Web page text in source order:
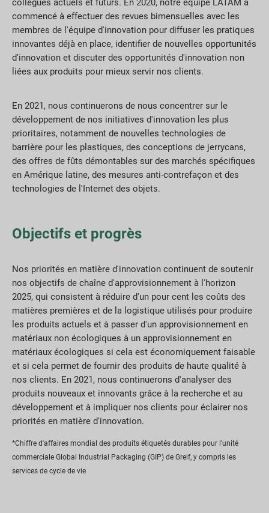
collègues actuels et futurs. En 2020, notre équipe LATAM a
commencé à effectuer des revues bimensuelles avec les
membres de l'équipe d'innovation pour diffuser les pratiques
innovantes déjà en place, identifier de nouvelles opportunités
d'innovation et discuter des opportunités d'innovation non
liées aux produits pour mieux servir nos clients.
En 2021, nous continuerons de nous concentrer sur le
développement de nos initiatives d'innovation les plus
prioritaires, notamment de nouvelles technologies de
barrière pour les plastiques, des conceptions de jerrycans,
des offres de fûts démontables sur des marchés spécifiques
en Amérique latine, des mesures anti-contrefaçon et des
technologies de l'Internet des objets.
Objectifs et progrès
Nos priorités en matière d'innovation continuent de soutenir
nos objectifs de chaîne d'approvisionnement à l'horizon
2025, qui consistent à réduire d'un pour cent les coûts des
matières premières et de la logistique utilisés pour produire
les produits actuels et à passer d'un approvisionnement en
matériaux non écologiques à un approvisionnement en
matériaux écologiques si cela est économiquement faisable
et si cela permet de fournir des produits de haute qualité à
nos clients. En 2021, nous continuerons d'analyser des
produits nouveaux et innovants grâce à la recherche et au
développement et à impliquer nos clients pour éclairer nos
priorités en matière d'innovation.
*Chiffre d'affaires mondial des produits étiquetés durables pour l'unité
commerciale Global Industrial Packaging (GIP) de Greif, y compris les
services de cycle de vie